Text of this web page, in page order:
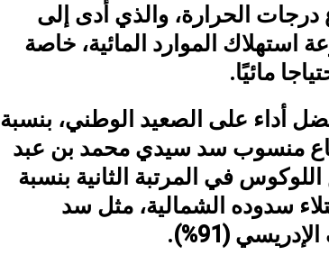
درجات الحرارة، والذي أدى إلى
استهلاك الموارد المائية، خاصة
مائيًا.
أداء على الصعيد الوطني، بنسبة
مع ارتفاع منسوب سد سيدي محمد بن عبد
حوض اللوكوس في المرتبة الثانية بنسبة
بفضل امتلاء سدوده الشمالية، مثل سد